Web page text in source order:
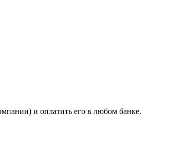
и оплатить его в любом банке.